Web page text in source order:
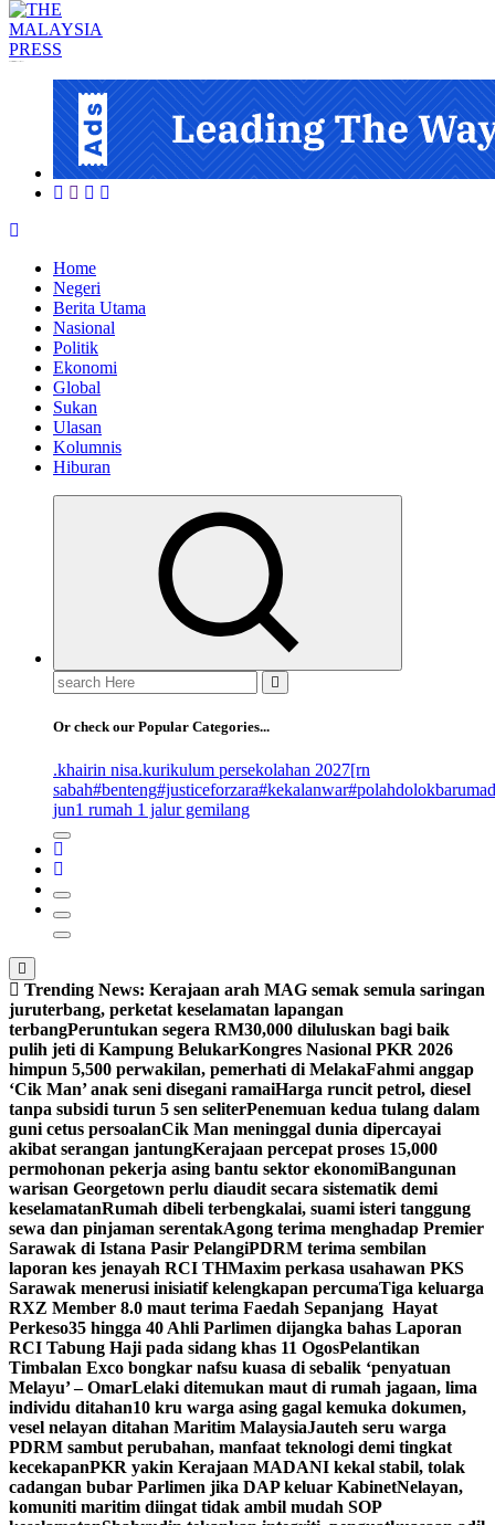
Home
Negeri
Berita Utama
Nasional
Politik
Ekonomi
Global
Sukan
Ulasan
Kolumnis
Hiburan
Search
for:
Or check our Popular Categories...
.khairin nisa.kurikulum persekolahan 2027[rn
sabah#benteng#justiceforzara#kekalanwar
jun1 rumah 1 jalur gemilang
Trending News: Kerajaan arah MAG semak semula saringan
juruterbang, perketat keselamatan lapangan
terbangPeruntukan segera RM30,000 diluluskan bagi baik
pulih jeti di Kampung BelukarKongres Nasional PKR 2026
himpun 5,500 perwakilan, pemerhati di MelakaFahmi anggap
‘Cik Man’ anak seni disegani ramaiHarga runcit petrol, diesel
tanpa subsidi turun 5 sen seliterPenemuan kedua tulang dalam
guni cetus persoalanCik Man meninggal dunia dipercayai
akibat serangan jantungKerajaan percepat proses 15,000
permohonan pekerja asing bantu sektor ekonomiBangunan
warisan Georgetown perlu diaudit secara sistematik demi
keselamatanRumah dibeli terbengkalai, suami isteri tanggung
sewa dan pinjaman serentakAgong terima menghadap Premier
Sarawak di Istana Pasir PelangiPDRM terima sembilan
laporan kes jenayah RCI THMaxim perkasa usahawan PKS
Sarawak menerusi inisiatif kelengkapan percumaTiga keluarga
RXZ Member 8.0 maut terima Faedah Sepanjang Hayat
Perkeso35 hingga 40 Ahli Parlimen dijangka bahas Laporan
RCI Tabung Haji pada sidang khas 11 OgosPelantikan
Timbalan Exco bongkar nafsu kuasa di sebalik ‘penyatuan
Melayu’ – OmarLelaki ditemukan maut di rumah jagaan, lima
individu ditahan10 kru warga asing gagal kemuka dokumen,
vesel nelayan ditahan Maritim MalaysiaJauteh seru warga
PDRM sambut perubahan, manfaat teknologi demi tingkat
kecekapanPKR yakin Kerajaan MADANI kekal stabil, tolak
cadangan bubar Parlimen jika DAP keluar KabinetNelayan,
komuniti maritim diingat tidak ambil mudah SOP